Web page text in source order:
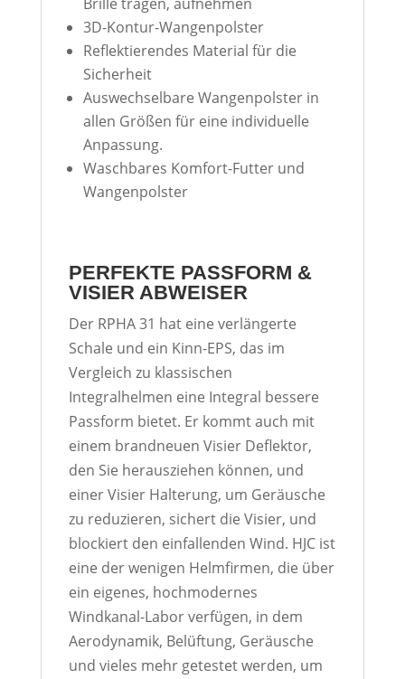
3D-Kontur-Wangenpolster
Reflektierendes Material für die
Sicherheit
Auswechselbare Wangenpolster in
allen Größen für eine individuelle
Anpassung.
Waschbares Komfort-Futter und
Wangenpolster
PERFEKTE PASSFORM &
VISIER ABWEISER
Der RPHA 31 hat eine verlängerte
Schale und ein Kinn-EPS, das im
Vergleich zu klassischen
Integralhelmen eine Integral bessere
Passform bietet. Er kommt auch mit
einem brandneuen Visier Deflektor,
den Sie herausziehen können, und
einer Visier Halterung, um Geräusche
zu reduzieren, sichert die Visier, und
blockiert den einfallenden Wind. HJC ist
eine der wenigen Helmfirmen, die über
ein eigenes, hochmodernes
Windkanal-Labor verfügen, in dem
Aerodynamik, Belüftung, Geräusche
und vieles mehr getestet werden, um